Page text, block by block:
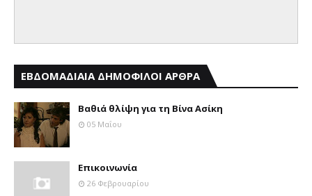
ΕΒΔΟΜΑΔΙΑΙΑ ΔΗΜΟΦΙΛΟΙ ΑΡΘΡΑ
Βαθιά θλίψη για τη Βίνα Ασίκη
05 Μαΐου
Επικοινωνία
26 Φεβρουαρίου